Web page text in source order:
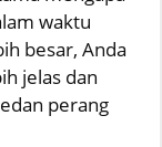
waktu
besar, Anda
jelas dan
perang